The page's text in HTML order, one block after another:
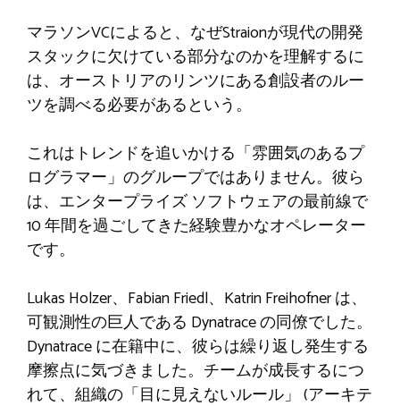
マラソンVCによると、なぜStraionが現代の開発
スタックに欠けている部分なのかを理解するに
は、オーストリアのリンツにある創設者のルー
ツを調べる必要があるという。
これはトレンドを追いかける「雰囲気のあるプ
ログラマー」のグループではありません。彼ら
は、エンタープライズ ソフトウェアの最前線で
10 年間を過ごしてきた経験豊かなオペレーター
です。
Lukas Holzer、Fabian Friedl、Katrin Freihofner は、
可観測性の巨人である Dynatrace の同僚でした。
Dynatrace に在籍中に、彼らは繰り返し発生する
摩擦点に気づきました。チームが成長するにつ
れて、組織の「目に見えないルール」 (アーキテ